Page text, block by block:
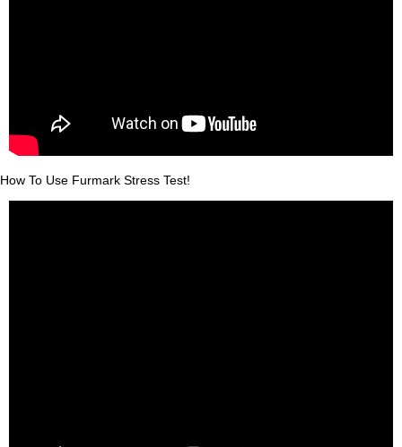
How To Use Furmark Stress Test!